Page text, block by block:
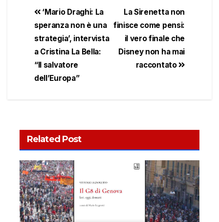
La Sirenetta non
finisce come pensi:
il vero finale che
Disney non ha mai
raccontato
‘Mario Draghi: La
speranza non è una
strategia’, intervista
a Cristina La Bella:
“Il salvatore
dell’Europa”
Related Post